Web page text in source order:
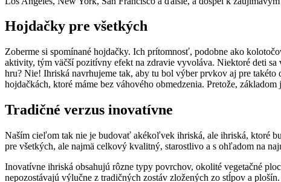
Hojdačky pre všetkých
Zoberme si spomínané hojdačky. Ich prítomnosť, podobne ako
aktivity, tým väčší pozitívny efekt na zdravie vyvoláva. Niektoré deti
hru? Nie! Ihriská navrhujeme tak, aby tu bol výber prvkov aj pre
hojdačkách, ktoré máme bez váhového obmedzenia. Pretože,
Tradičné verzus inovatívne
Naším cieľom tak nie je budovať akékoľvek ihriská, ale ihriská, ktoré
pre všetkých, ale najmä celkový kvalitný, starostlivo a s ohľadom na
Inovatívne ihriská obsahujú rôzne typy povrchov, okolité vegetačné
nepozostávajú výlučne z tradičných zostáv zložených zo stĺpov a